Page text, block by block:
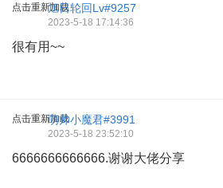
点击重新加载旭日轮回Lv#9257
2023-5-18 17:14:36
很有用~~
点击重新加载萌帅小魔君#3991
2023-5-18 23:52:10
6666666666666.谢谢大佬分享